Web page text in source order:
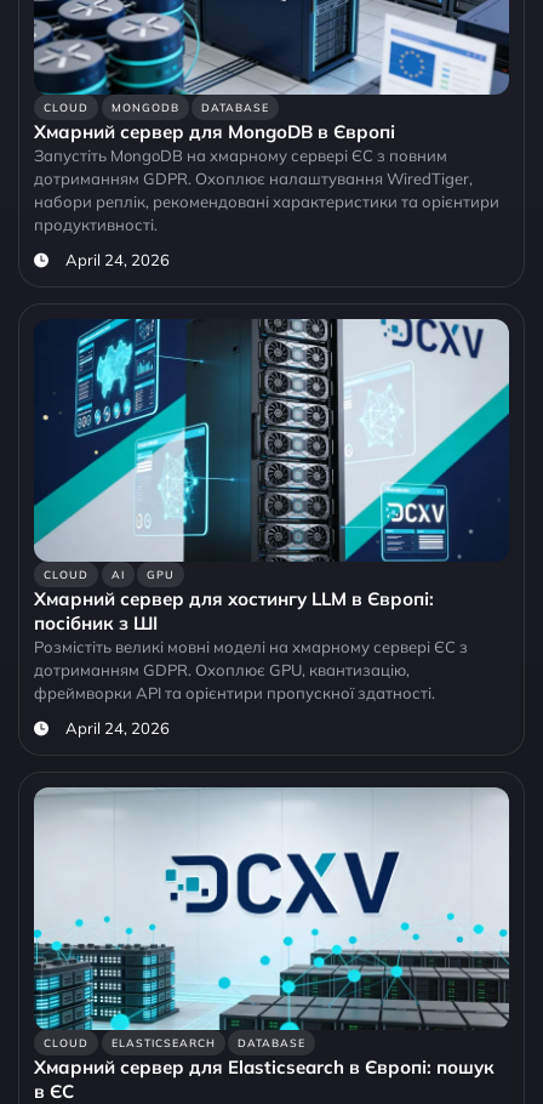
CLOUD MONGODB DATABASE
Хмарний сервер для MongoDB в Європі
Запустіть MongoDB на хмарному сервері ЄС з повним
дотриманням GDPR. Охоплює налаштування WiredTiger,
набори реплік, рекомендовані характеристики та орієнтири
продуктивності.
April 24, 2026
CLOUD AI GPU
Хмарний сервер для хостингу LLM в Європі:
посібник з ШІ
Розмістіть великі мовні моделі на хмарному сервері ЄС з
дотриманням GDPR. Охоплює GPU, квантизацію,
фреймворки API та орієнтири пропускної здатності.
April 24, 2026
CLOUD ELASTICSEARCH DATABASE
Хмарний сервер для Elasticsearch в Європі: пошук
в ЄС